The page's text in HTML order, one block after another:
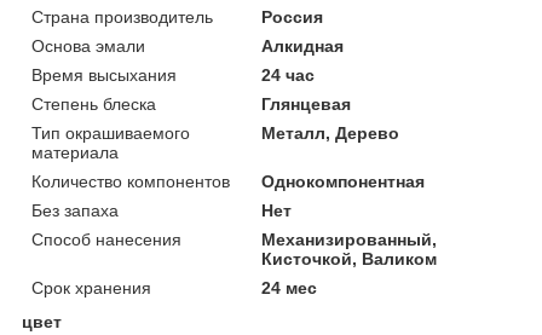
Страна производитель
Россия
Основа эмали
Алкидная
Время высыхания
24 час
Степень блеска
Глянцевая
Тип окрашиваемого
материала
Металл, Дерево
Количество компонентов
Однокомпонентная
Без запаха
Нет
Способ нанесения
Механизированный,
Кисточкой, Валиком
Срок хранения
24 мес
цвет